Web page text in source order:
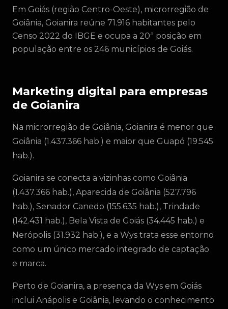
Em Goiás (região Centro-Oeste), microrregião de
Goiânia, Goianira reúne 71.916 habitantes pelo
Censo 2022 do IBGE e ocupa a 20ª posição em
população entre os 246 municípios de Goiás.
Marketing digital para empresas
de Goianira
Na microrregião de Goiânia, Goianira é menor que
Goiânia (1.437.366 hab.) e maior que Guapó (19.545
hab.).
Goianira se conecta a vizinhas como Goiânia
(1.437.366 hab.), Aparecida de Goiânia (527.796
hab.), Senador Canedo (155.635 hab.), Trindade
(142.431 hab.), Bela Vista de Goiás (34.445 hab.) e
Nerópolis (31.932 hab.), e a Wys trata esse entorno
como um único mercado integrado de captação
e marca.
Perto de Goianira, a presença da Wys em Goiás
inclui Anápolis e Goiânia, levando o conhecimento